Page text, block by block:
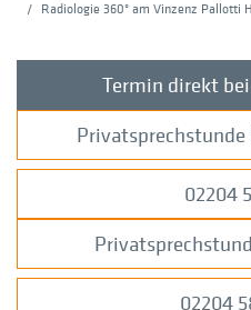
Radiologie 360° am Vinzenz Pallotti
Termin direkt
02204
02204